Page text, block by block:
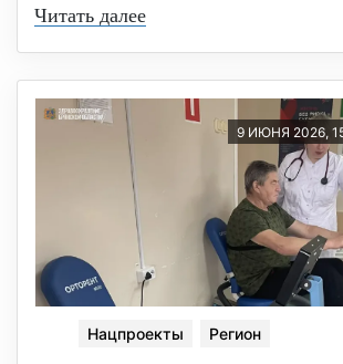
Читать далее
9 ИЮНЯ 2026,
Нацпроекты Регион